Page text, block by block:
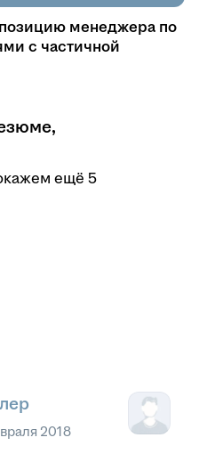
менеджера по
с частичной
ещё 5
2018